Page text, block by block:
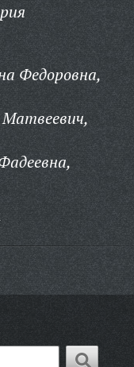
Федоровна,